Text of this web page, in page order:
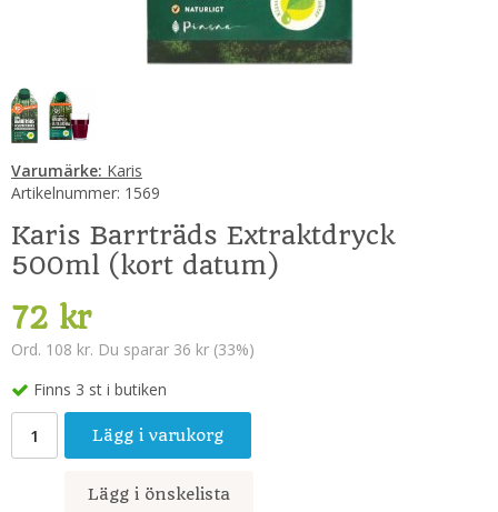
Varumärke: Karis
Artikelnummer: 1569
Karis Barrträds Extraktdryck
500ml (kort datum)
72 kr
Ord. 108 kr. Du sparar 36 kr (33%)
Finns 3 st i butiken
Lägg i varukorg
Lägg i önskelista